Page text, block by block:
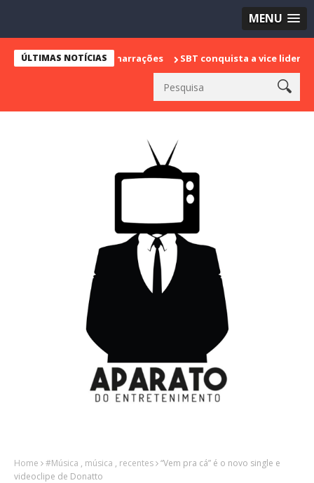
MENU
ÚLTIMAS NOTÍCIAS SBT conquista a vice liderança com
Home #Música , música , recentes “Vem pra cá” é o novo single e
videoclipe de Donatto